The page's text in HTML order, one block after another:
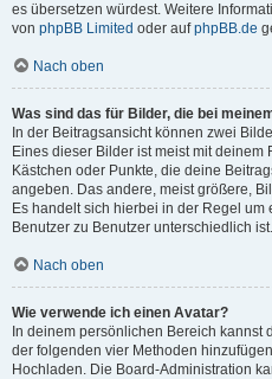
es übersetzen würdest. Weitere
von phpBB Limited oder aufphpBB.de
Nach oben
Was sind das für Bilder, die bei
In der Beitragsansicht können zwei
Eines dieser Bilder ist meist mit deinem
Kästchen oder Punkte, die deine
angeben. Das andere, meist größere,
Es handelt sich hierbei in der Regel
Benutzer zu Benutzer unterschiedlich ist.
Nach oben
Wie verwende ich einen Avatar?
In deinem persönlichen Bereich kannst
der folgenden vier Methoden
Hochladen. Die Board-Administration